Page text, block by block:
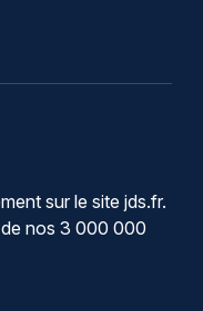
sur le site jds.fr.
nos 3 000 000